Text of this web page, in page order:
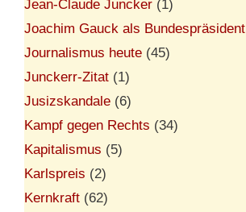
Jean-Claude Juncker (1)
Joachim Gauck als Bundespräsident
Journalismus heute (45)
Junckerr-Zitat (1)
Jusizskandale (6)
Kampf gegen Rechts (34)
Kapitalismus (5)
Karlspreis (2)
Kernkraft (62)